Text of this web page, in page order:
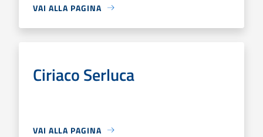
VAI ALLA PAGINA
Ciriaco Serluca
VAI ALLA PAGINA